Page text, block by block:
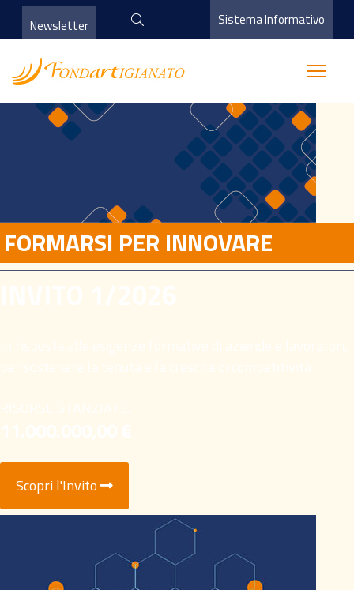
Newsletter Sistema Informativo
FORMARSI PER INNOVARE
Scopri l'Invito